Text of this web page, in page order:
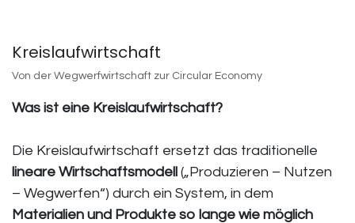
Kreislaufwirtschaft
Von der Wegwerfwirtschaft zur Circular Economy
Was ist eine Kreislaufwirtschaft?
Die Kreislaufwirtschaft ersetzt das traditionelle
lineare Wirtschaftsmodell („Produzieren – Nutzen
– Wegwerfen“) durch ein System, in dem
Materialien und Produkte so lange wie möglich